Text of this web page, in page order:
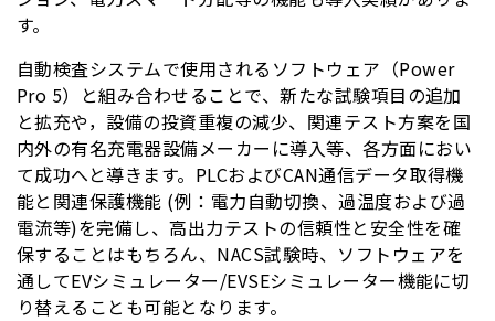
す。
自動検査システムで使用されるソフトウェア（Power
Pro 5）と組み合わせることで、新たな試験項目の追加
と拡充や，設備の投資重複の減少、関連テスト方案を国
内外の有名充電器設備メーカーに導入等、各方面におい
て成功へと導きます。PLCおよびCAN通信データ取得機
能と関連保護機能 (例：電力自動切換、過温度および過
電流等)を完備し、高出力テストの信頼性と安全性を確
保することはもちろん、NACS試験時、ソフトウェアを
通してEVシミュレーター/EVSEシミュレーター機能に切
り替えることも可能となります。